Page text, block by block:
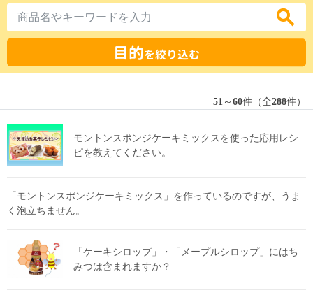
目的を絞り込む
51 ～ 60件（全288件）
モントンスポンジケーキミックスを使った応用レシ
ピを教えてください。
「モントンスポンジケーキミックス」を作っているのですが、うま
く泡立ちません。
「ケーキシロップ」・「メープルシロップ」にはち
みつは含まれますか？